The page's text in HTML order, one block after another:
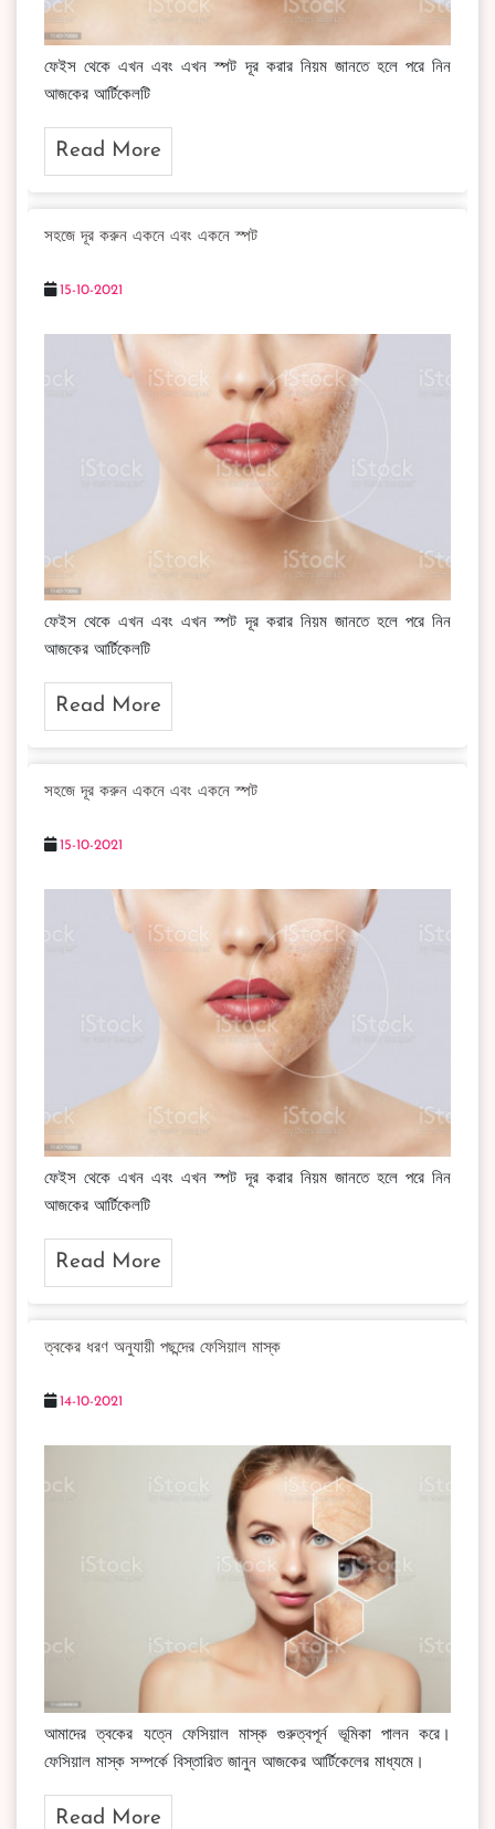
ফেইস থেকে এখন এবং এখন স্পট দূর করার নিয়ম জানতে হলে পরে নিন
আজকের আর্টিকেলটি
Read More
সহজে দূর করুন একনে এবং একনে স্পট
15-10-2021
ফেইস থেকে এখন এবং এখন স্পট দূর করার নিয়ম জানতে হলে পরে নিন
আজকের আর্টিকেলটি
Read More
সহজে দূর করুন একনে এবং একনে স্পট
15-10-2021
ফেইস থেকে এখন এবং এখন স্পট দূর করার নিয়ম জানতে হলে পরে নিন
আজকের আর্টিকেলটি
Read More
ত্বকের ধরণ অনুযায়ী পছন্দের ফেসিয়াল মাস্ক
14-10-2021
আমাদের ত্বকের যত্নে ফেসিয়াল মাস্ক গুরুত্বপূর্ন ভূমিকা পালন করে।
ফেসিয়াল মাস্ক সম্পর্কে বিস্তারিত জানুন আজকের আর্টিকেলের মাধ্যমে।
Read More